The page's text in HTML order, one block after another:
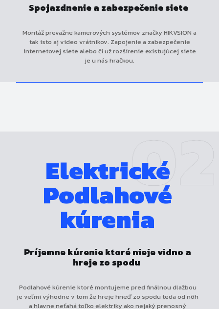
Spojazdnenie a zabezpečenie siete
Montáž prevažne kamerových systémov značky HIKVSION a
tak isto aj video vrátnikov. Zapojenie a zabezpečenie
internetovej siete alebo či už rozšírenie existujúcej siete
je u nás hračkou.
Elektrické
Podlahové
kúrenia
Príjemne kúrenie ktoré nieje vidno a
hreje zo spodu
Podlahové kúrenie ktoré montujeme pred finálnou dlažbou
je veľmi výhodne v tom že hreje hneď zo spodu teda od nôh
a hlavne neťahá toľko elektriky ako nejaký prenosný